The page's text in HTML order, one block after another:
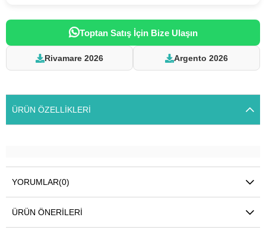
Toptan Satış İçin Bize Ulaşın
Rivamare 2026 Argento 2026
ÜRÜN ÖZELLIKLERI
YORUMLAR(0)
ÜRÜN ÖNERILERI